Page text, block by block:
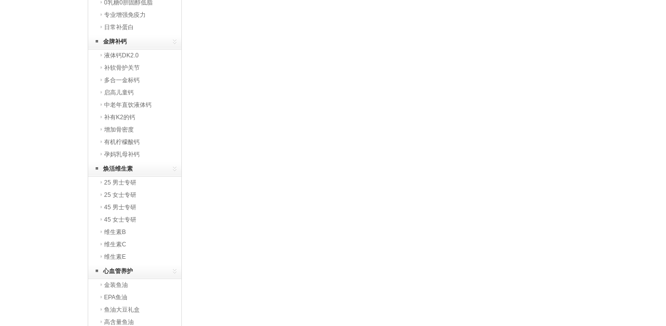
0乳糖0胆固醇低脂
专业增强免疫力
日常补蛋白
金牌补钙
液体钙DK2.0
补软骨护关节
多合一金标钙
启高儿童钙
中老年直饮液体钙
补有K2的钙
增加骨密度
有机柠檬酸钙
孕妈乳母补钙
焕活维生素
25 男士专研
25 女士专研
45 男士专研
45 女士专研
维生素B
维生素C
维生素E
心血管养护
金装鱼油
EPA鱼油
鱼油大豆礼盒
高含量鱼油